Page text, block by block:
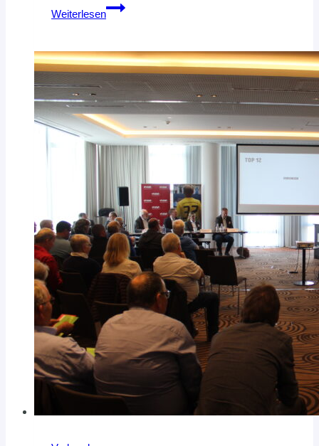
Weiterlesen
STELLENAUSSCHREIBUNG:
ZUM
AUGUST
2023
NEUE
FREIWILLIGENDIENSTLEISTENDE